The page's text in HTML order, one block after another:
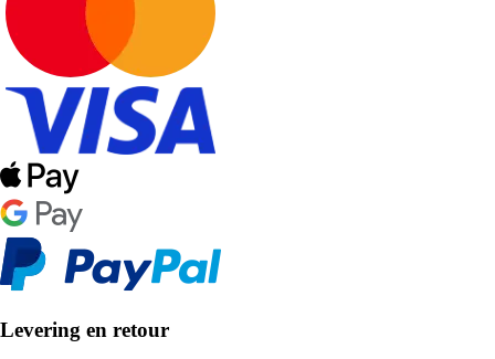
Levering en retour